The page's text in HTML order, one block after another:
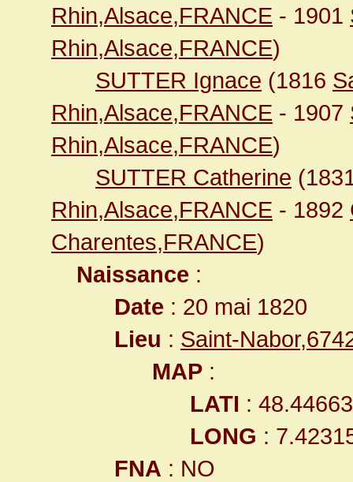
Rhin,Alsace,FRANCE - 1901
Rhin,Alsace,FRANCE)
SUTTER Ignace (1816
Rhin,Alsace,FRANCE - 1907
Rhin,Alsace,FRANCE)
SUTTER Catherine
Rhin,Alsace,FRANCE - 1892
Charentes,FRANCE)
Naissance :
Date : 20 mai 1820
Lieu : Saint-
MAP :
LATI :
LONG :
FNA : NO